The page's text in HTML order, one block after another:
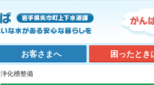
お客さまへ 困ったとき
浄化槽整備